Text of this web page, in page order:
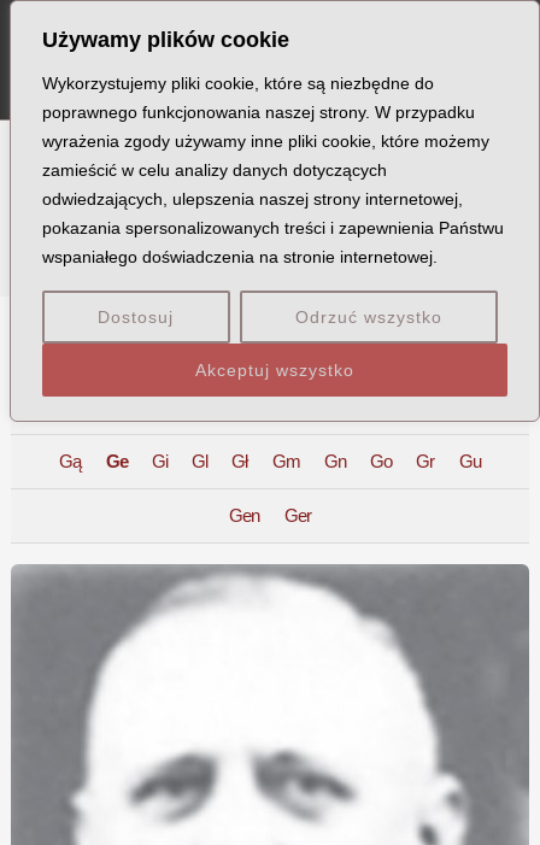
Używamy plików cookie
Wykorzystujemy pliki cookie, które są niezbędne do
poprawnego funkcjonowania naszej strony. W przypadku
wyrażenia zgody używamy inne pliki cookie, które możemy
zamieścić w celu analizy danych dotyczących
odwiedzających, ulepszenia naszej strony internetowej,
pokazania spersonalizowanych treści i zapewnienia Państwu
wspaniałego doświadczenia na stronie internetowej.
Dostosuj Odrzuć wszystko
Akceptuj wszystko
content
Ofiary
Gą Ge Gi Gl Gł Gm Gn Go Gr Gu
Gen Ger